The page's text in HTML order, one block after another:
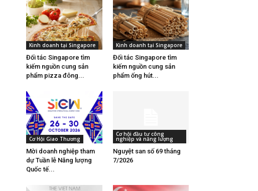
Kinh doanh tại Singapore
Đối tác Singapore tìm
kiếm nguồn cung sản
phẩm pizza đông...
Kinh doanh tại Singapore
Đối tác Singapore tìm
kiếm nguồn cung sản
phẩm ống hút...
Cơ Hội Giao Thương
Mời doanh nghiệp tham
dự Tuần lễ Năng lượng
Quốc tế...
Cơ hội đầu tư công
nghiệp và năng lượng
Nguyệt san số 69 tháng
7/2026